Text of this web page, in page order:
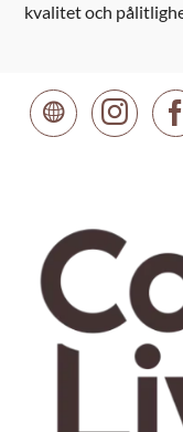
kvalitet och